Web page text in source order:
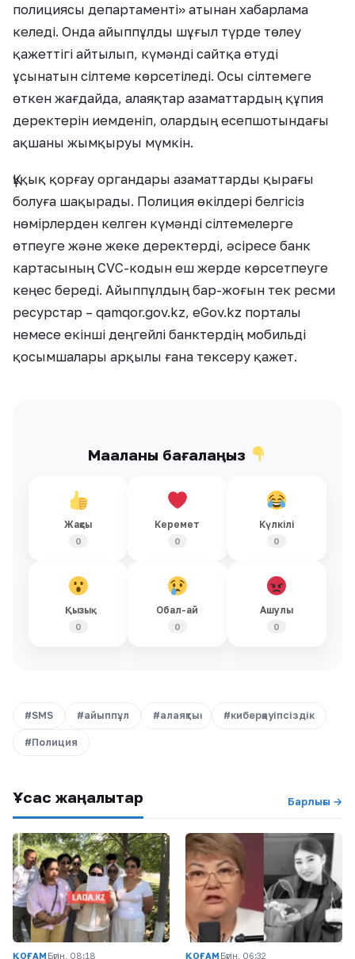
полициясы департаменті» атынан хабарлама
келеді. Онда айыппұлды шұғыл түрде төлеу
қажеттігі айтылып, күмәнді сайтқа өтуді
ұсынатын сілтеме көрсетіледі. Осы сілтемеге
өткен жағдайда, алаяқтар азаматтардың құпия
деректерін иемденіп, олардың есепшотындағы
ақшаны жымқыруы мүмкін.
Құқық қорғау органдары азаматтарды қырағы
болуға шақырады. Полиция өкілдері белгісіз
нөмірлерден келген күмәнді сілтемелерге
өтпеуге және жеке деректерді, әсіресе банк
картасының CVC-кодын еш жерде көрсетпеуге
кеңес береді. Айыппұлдың бар-жоғын тек ресми
ресурстар – qamqor.gov.kz, eGov.kz порталы
немесе екінші деңгейлі банктердің мобильді
қосымшалары арқылы ғана тексеру қажет.
Мақаланы бағалаңыз
Жақсы
0
Керемет
0
Күлкілі
0
Қызық
0
Обал-ай
0
Ашулы
0
#SMS #айыппұл #алаяқтық #киберқауіпсіздік
#Полиция
Ұқсас жаңалықтар Барлығы →
ҚОҒАМ Бүгін, 08:18 ҚОҒАМ Бүгін, 06:32